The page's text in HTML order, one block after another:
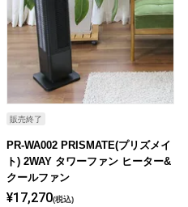
販売終了
PR-WA002 PRISMATE(プリズメイ
ト) 2WAY タワーファン ヒーター&
クールファン
¥17,270 税込